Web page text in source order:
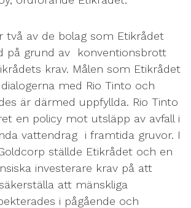
två av de bolag som Etikrådet
på grund av konventionsbrott
krav. Målen som Etikrådet
med Rio Tinto och
är därmed uppfyllda. Rio Tinto
en policy mot utsläpp av avfall i
vattendrag i framtida gruvor. I
ställde Etikrådet och en
investerare krav på att
att mänskliga
i pågående och